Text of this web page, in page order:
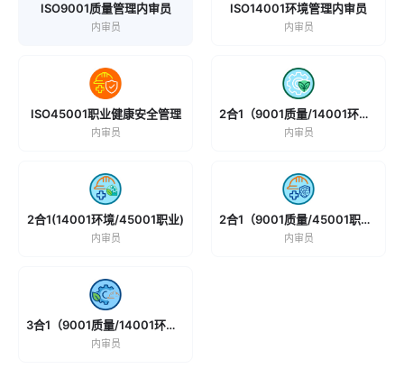
ISO9001质量管理内审员
内审员
ISO14001环境管理内审员
内审员
ISO45001职业健康安全管理
内审员
2合1（9001质量/14001环境）
内审员
2合1(14001环境/45001职业)
内审员
2合1（9001质量/45001职业）
内审员
3合1（9001质量/14001环境/45001职业)
内审员